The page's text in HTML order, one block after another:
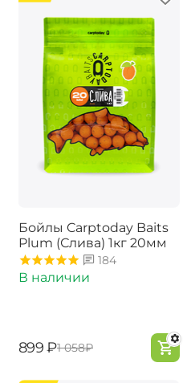
Бойлы Carptoday Baits
Plum (Слива) 1кг 20мм
184
В наличии
‍899‍ ₽‍1 058‍₽